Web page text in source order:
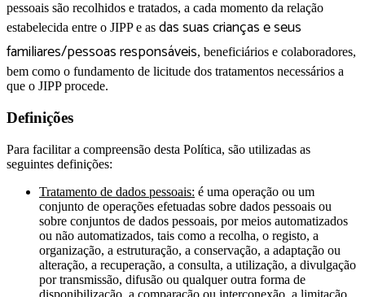
pessoais são recolhidos e tratados, a cada momento da relação
estabelecida entre o JIPP e as das suas crianças e seus
familiares/pessoas responsáveis, beneficiários e colaboradores,
bem como o fundamento de licitude dos tratamentos necessários a
que o JIPP procede.
Definições
Para facilitar a compreensão desta Política, são utilizadas as
seguintes definições:
Tratamento de dados pessoais: é uma operação ou um
conjunto de operações efetuadas sobre dados pessoais ou
sobre conjuntos de dados pessoais, por meios automatizados
ou não automatizados, tais como a recolha, o registo, a
organização, a estruturação, a conservação, a adaptação ou
alteração, a recuperação, a consulta, a utilização, a divulgação
por transmissão, difusão ou qualquer outra forma de
disponibilização, a comparação ou interconexão, a limitação,